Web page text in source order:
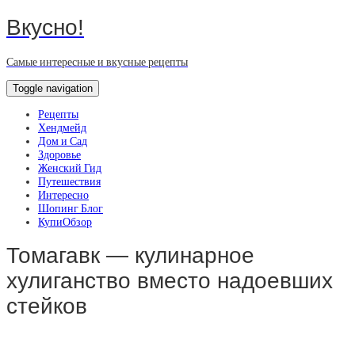
Вкусно!
Самые интересные и вкусные рецепты
Toggle navigation
Рецепты
Хендмейд
Дом и Сад
Здоровье
Женский Гид
Путешествия
Интересно
Шопинг Блог
КупиОбзор
Томагавк — кулинарное
хулиганство вместо надоевших
стейков